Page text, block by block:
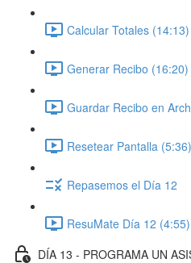
Calcular Totales (14:13)
Generar Recibo (16:20)
Guardar Recibo en
Resetear Pantalla (5:36)
Repasemos el Día 12
ResuMate Día 12 (4:55)
DÍA 13 - PROGRAMA UN